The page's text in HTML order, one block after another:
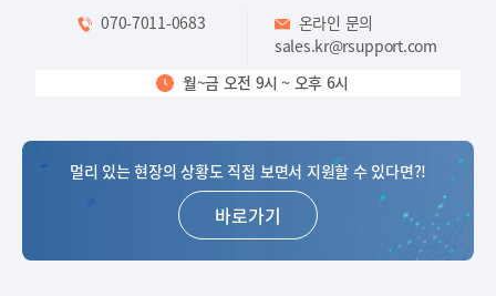
070-7011-0683
온라인 문의
sales.kr@rsupport.com
월~금 오전 9시 ~ 오후 6시
멀리 있는 현장의 상황도 직접 보면서 지원할 수 있다면?!
바로가기